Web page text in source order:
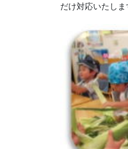
だけ対応いたし